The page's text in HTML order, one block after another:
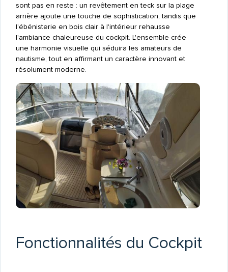
sont pas en reste : un revêtement en teck sur la plage
arrière ajoute une touche de sophistication, tandis que
l'ébénisterie en bois clair à l'intérieur rehausse
l'ambiance chaleureuse du cockpit. L'ensemble crée
une harmonie visuelle qui séduira les amateurs de
nautisme, tout en affirmant un caractère innovant et
résolument moderne.
Fonctionnalités du Cockpit